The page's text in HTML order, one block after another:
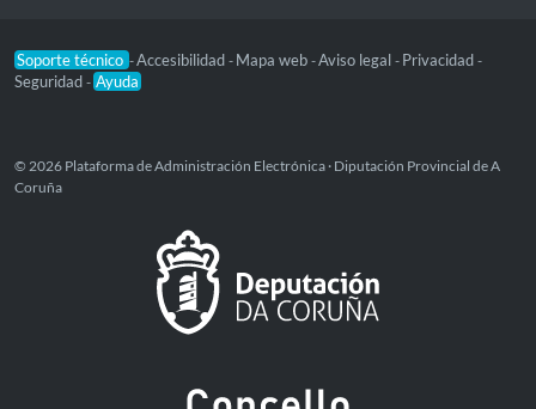
Soporte técnico -Accesibilidad - Mapa web -Aviso legal - Privacidad -
Seguridad - Ayuda
© 2026 Plataforma de Administración Electrónica · Diputación Provincial de A
Coruña